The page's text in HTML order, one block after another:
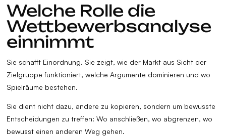
Welche Rolle die
Wettbewerbsanalyse
einnimmt
Sie schafft Einordnung. Sie zeigt, wie der Markt aus Sicht der
Zielgruppe funktioniert, welche Argumente dominieren und wo
Spielräume bestehen.
Sie dient nicht dazu, andere zu kopieren, sondern um bewusste
Entscheidungen zu treffen: Wo anschließen, wo abgrenzen, wo
bewusst einen anderen Weg gehen.